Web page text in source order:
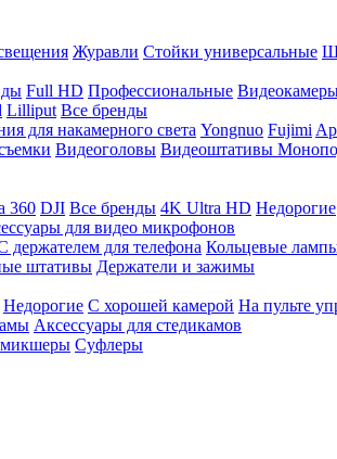
Журавли Стойки универсальные
Full HD Профессиональные
Lilliput Все бренды
для накамерного света Yongnuo Fujimi
Видеоголовы Видеоштативы
360 DJI Все бренды 4K Ultra HD Недорогие
для видео микрофонов
держателем для телефона Кольцевые
штативы Держатели и зажимы
Недорогие С хорошей камерой На пульте
Аксессуары для стедикамов
Суфлеры